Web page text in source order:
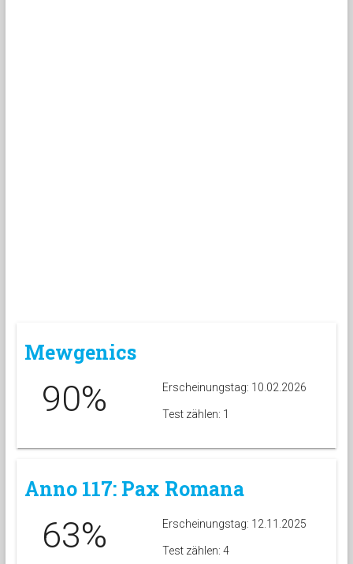
Mewgenics
90% Erscheinungstag: 10.02.2026
Test zählen: 1
Anno 117: Pax Romana
63% Erscheinungstag: 12.11.2025
Test zählen: 4